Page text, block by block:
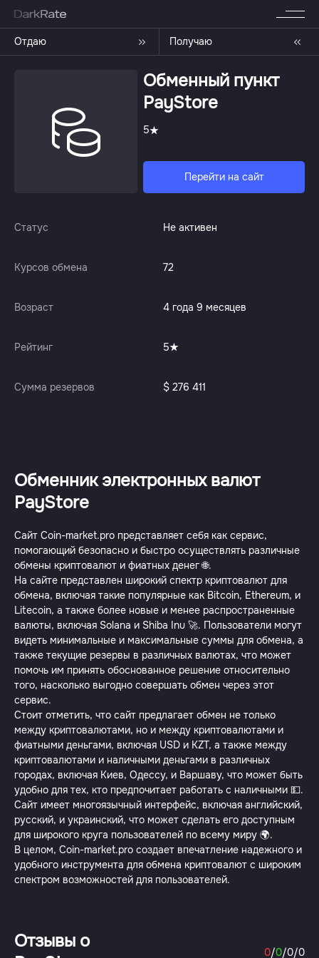
Отдаю Получаю
Обменный пункт
PayStore
5
Перейти на сайт
Статус Не активен
Курсов обмена 72
Возраст 4 года 9 месяцев
Рейтинг 5
Сумма резервов $ 276 411
Обменник электронных валют
PayStore
Сайт Coin-market.pro представляет себя как сервис,
помогающий безопасно и быстро осуществлять различные
обмены криптовалют и фиатных денег 🌐.
На сайте представлен широкий спектр криптовалют для
обмена, включая такие популярные как Bitcoin, Ethereum, и
Litecoin, а также более новые и менее распространенные
валюты, включая Solana и Shiba Inu 🚀. Пользователи могут
видеть минимальные и максимальные суммы для обмена, а
также текущие резервы в различных валютах, что может
помочь им принять обоснованное решение относительно
того, насколько выгодно совершать обмен через этот
сервис.
Стоит отметить, что сайт предлагает обмен не только
между криптовалютами, но и между криптовалютами и
фиатными деньгами, включая USD и KZT, а также между
криптовалютами и наличными деньгами в различных
городах, включая Киев, Одессу, и Варшаву, что может быть
удобно для тех, кто предпочитает работать с наличными 💵.
Сайт имеет многоязычный интерфейс, включая английский,
русский, и украинский, что может сделать его доступным
для широкого круга пользователей по всему миру 🌍.
В целом, Coin-market.pro создает впечатление надежного и
удобного инструмента для обмена криптовалют с широким
спектром возможностей для пользователей.
Отзывы о
0/0/0/0